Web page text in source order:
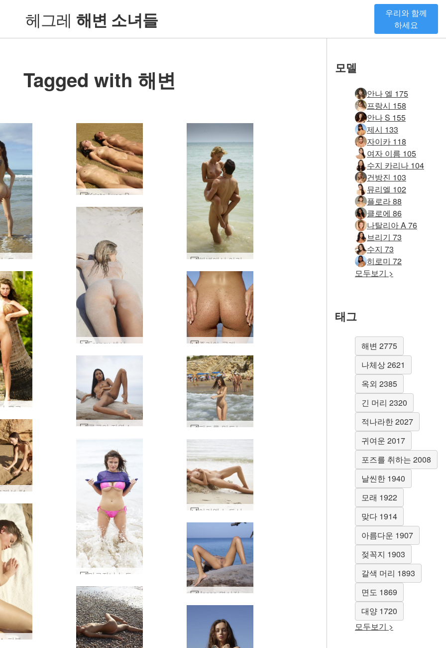
헤그레 해변 소녀들
우리와 함께
하세요
Tagged with 해변
타니아 누드 비치 #13
Krista Lysa Ruslana 파도 #21
해변에서 아리엘과 알렉스 섹스 #29
Francy 섹시한 모래의 #33
루슬라나 코코넛 #11
줄리아 공개 과도한 노출 #11
클로이 자연스럽게 누드 #31 파도를 만드는 변덕 #15
래성 #1
카프리스 퍼블릭 비치 #32
Jessa 명시적 노출 #24
모델
안나 엘 175
프랑시 158
안나 S 155
제시 133
자이카 118
여자 이름 105
수지 카리나 104
건방진 103
뮤리엘 102
플로라 88
클로에 86
나탈리아 A 76
브리기 73
수지 73
히로미 72
모두보기 >
태그
해변 2775
나체상 2621
옥외 2385
긴 머리 2320
적나라한 2027
귀여운 2017
포즈를 취하는 2008
날씬한 1940
모래 1922
맞다 1914
아름다운 1907
젖꼭지 1903
갈색 머리 1893
면도 1869
대양 1720
모두보기 >